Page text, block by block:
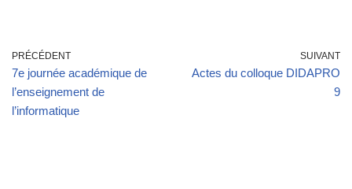
PRÉCÉDENT
7e journée académique de
l’enseignement de
l’informatique
SUIVANT
Actes du colloque DIDAPRO
9